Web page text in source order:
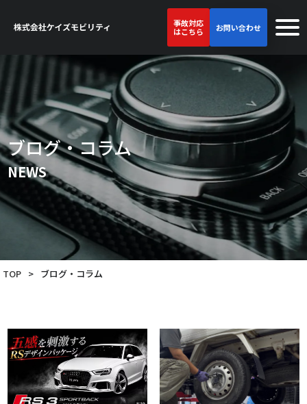
事故対応
はこちら
お問い合わせ
ブログ・コラム
NEWS
TOP > ブログ・コラム